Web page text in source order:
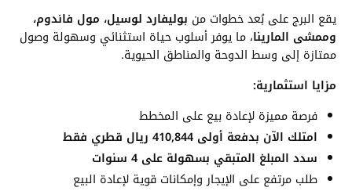
يقع البرج على بُعد خطوات من بوليفارد لوسيل، مول فاندوم،
وممشى المارينا، ما يوفر أسلوب حياة استثنائي وسهولة وصول
ممتازة إلى وسط الدوحة والمناطق الحيوية.
مزايا استثمارية:
فرصة مميزة لإعادة بيع على المخطط
امتلك الآن بدفعة أولى 410,844 ريال قطري فقط
سدد المبلغ المتبقي بسهولة على 4 سنوات
طلب مرتفع على الإيجار وإمكانات قوية لإعادة البيع